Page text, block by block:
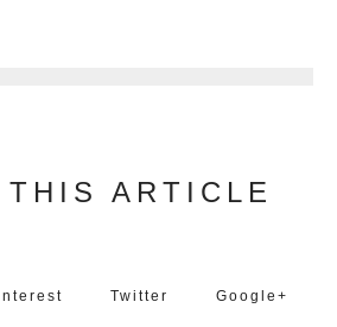
THIS ARTICLE
Twitter Google+